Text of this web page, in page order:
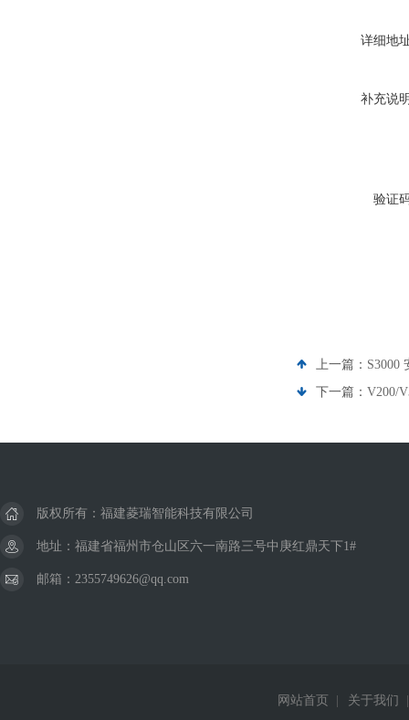
详细地
补充说
验证
上一篇： S3000
下一篇： V200/
版权所有：福建菱瑞智能科技有限公司
地址：福建省福州市仓山区六一南路三号中庚红鼎天下1#
邮箱：2355749626@qq.com
网站首页 关于我们